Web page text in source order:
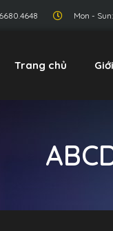
Mon -
Trang chủ